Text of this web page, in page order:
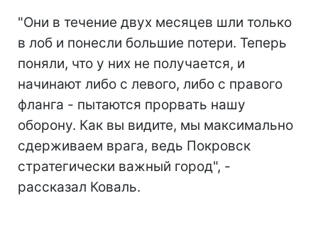
"Они в течение двух месяцев шли только
в лоб и понесли большие потери. Теперь
поняли, что у них не получается, и
начинают либо с левого, либо с правого
фланга - пытаются прорвать нашу
оборону. Как вы видите, мы максимально
сдерживаем врага, ведь Покровск
стратегически важный город", -
рассказал Коваль.